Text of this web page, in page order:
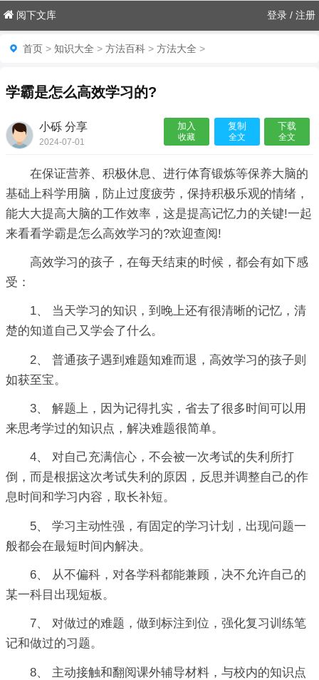
阅下文库 登录 / 注册
首页 > 知识大全 > 方法百科 > 方法大全 >
学霸是怎么高效学习的?
小砾 分享
2024-07-01
加入
收藏
复制
全文
下载
全文
在保证营养、积极休息、进行体育锻炼等保养大脑的
基础上科学用脑，防止过度疲劳，保持积极乐观的情绪，
能大大提高大脑的工作效率，这是提高记忆力的关键!一起
来看看学霸是怎么高效学习的?欢迎查阅!
高效学习的孩子，在每天结束的时候，都会有如下感
受：
1、 当天学习的知识，到晚上还有很清晰的记忆，清
楚的知道自己又学会了什么。
2、 普通孩子遇到难题知难而退，高效学习的孩子则
如获至宝。
3、 解题上，因为记得扎实，省去了很多时间可以用
来思考学过的知识点，解决难题很简单。
4、 对自己充满信心，不会被一次考试的失利所打
倒，而是根据这次考试失利的原因，反思并调整自己的作
息时间和学习内容，取长补短。
5、 学习主动性强，有固定的学习计划，出现问题一
般都会在最短时间内解决。
6、 从不偏科，对各学科都能兼顾，决不允许自己的
某一科目出现短板。
7、 对做过的难题，做到标注到位，强化复习训练笔
记和做过的习题。
8、 主动接触和翻阅课外辅导材料，与校内的知识点